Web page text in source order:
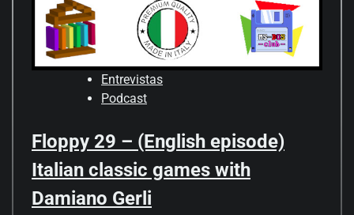
Entrevistas
Podcast
Floppy 29 – (English episode)
Italian classic games with
Damiano Gerli